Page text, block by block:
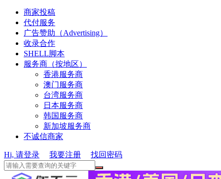
商家投稿
代付服务
广告赞助（Advertising）
收录合作
SHELL脚本
服务商（按地区）
香港服务商
澳门服务商
台湾服务商
日本服务商
韩国服务商
新加坡服务商
不诚信商家
Hi, 请登录 我要注册 找回密码